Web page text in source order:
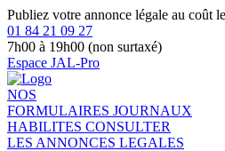
Publiez votre annonce légale au coût
01 84 21 09 27
7h00 à 19h00 (non surtaxé)
Espace JAL-Pro
NOS
FORMULAIRES JOURNAUX
HABILITES CONSULTER
LES ANNONCES LEGALES